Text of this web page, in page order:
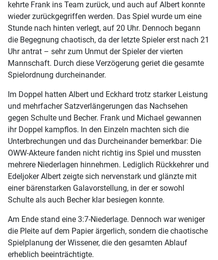
kehrte Frank ins Team zurück, und auch auf Albert konnte
wieder zurückgegriffen werden. Das Spiel wurde um eine
Stunde nach hinten verlegt, auf 20 Uhr. Dennoch begann
die Begegnung chaotisch, da der letzte Spieler erst nach 21
Uhr antrat – sehr zum Unmut der Spieler der vierten
Mannschaft. Durch diese Verzögerung geriet die gesamte
Spielordnung durcheinander.
Im Doppel hatten Albert und Eckhard trotz starker Leistung
und mehrfacher Satzverlängerungen das Nachsehen
gegen Schulte und Becher. Frank und Michael gewannen
ihr Doppel kampflos. In den Einzeln machten sich die
Unterbrechungen und das Durcheinander bemerkbar: Die
OWW-Akteure fanden nicht richtig ins Spiel und mussten
mehrere Niederlagen hinnehmen. Lediglich Rückkehrer und
Edeljoker Albert zeigte sich nervenstark und glänzte mit
einer bärenstarken Galavorstellung, in der er sowohl
Schulte als auch Becher klar besiegen konnte.
Am Ende stand eine 3:7-Niederlage. Dennoch war weniger
die Pleite auf dem Papier ärgerlich, sondern die chaotische
Spielplanung der Wissener, die den gesamten Ablauf
erheblich beeinträchtigte.